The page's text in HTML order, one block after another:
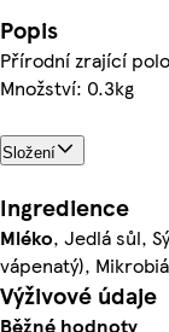
Popis
Přírodní zrající
Množství: 0.3kg
Složení
Ingredience
Mléko, Jedlá sůl,
vápenatý),
Výživové údaje
Běžné hodnoty